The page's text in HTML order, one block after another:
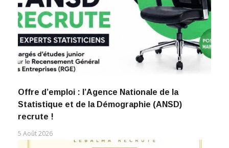
Offre d’emploi : l’Agence Nationale de la
Statistique et de la Démographie (ANSD)
recrute !
5 Août 2026